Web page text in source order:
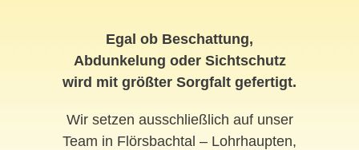
Egal ob Beschattung,
Abdunkelung oder Sichtschutz
wird mit größter Sorgfalt gefertigt.
Wir setzen ausschließlich auf unser
Team in Flörsbachtal – Lohrhaupten,